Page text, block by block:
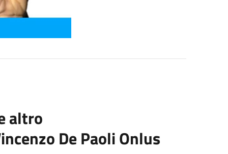
altro
De Paoli Onlus